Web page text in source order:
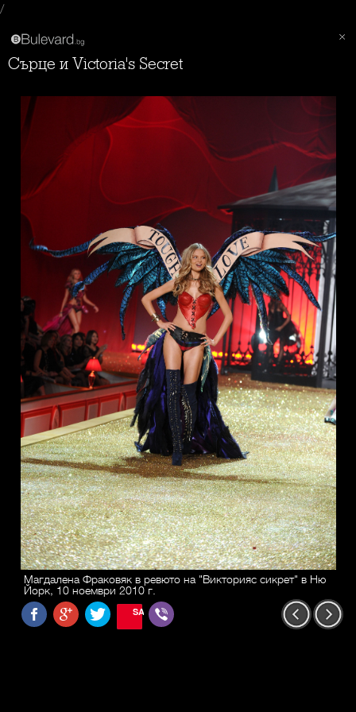
/
Сърце и Victoria's Secret
Магдалена Фраковяк в ревюто на "Викторияс сикрет" в Ню
Йорк, 10 ноември 2010 г.
SAVE